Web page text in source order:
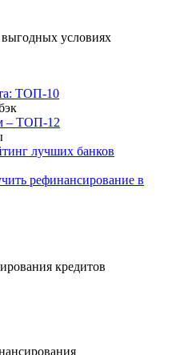
условиях
ТОП-10
– ТОП-12
лучших банков
рефинансирование в
кредитов